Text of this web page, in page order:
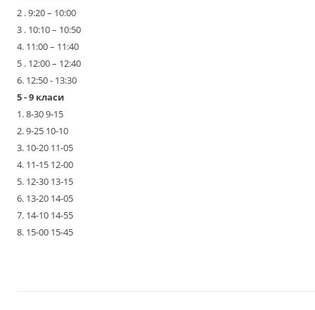
2 . 9:20 – 10:00
3 . 10:10 – 10:50
4. 11:00 – 11:40
5 . 12:00 – 12:40
6. 12:50 - 13:30
5 - 9 класи
1. 8-30 9-15
2. 9-25 10-10
3. 10-20 11-05
4. 11-15 12-00
5. 12-30 13-15
6. 13-20 14-05
7. 14-10 14-55
8. 15-00 15-45